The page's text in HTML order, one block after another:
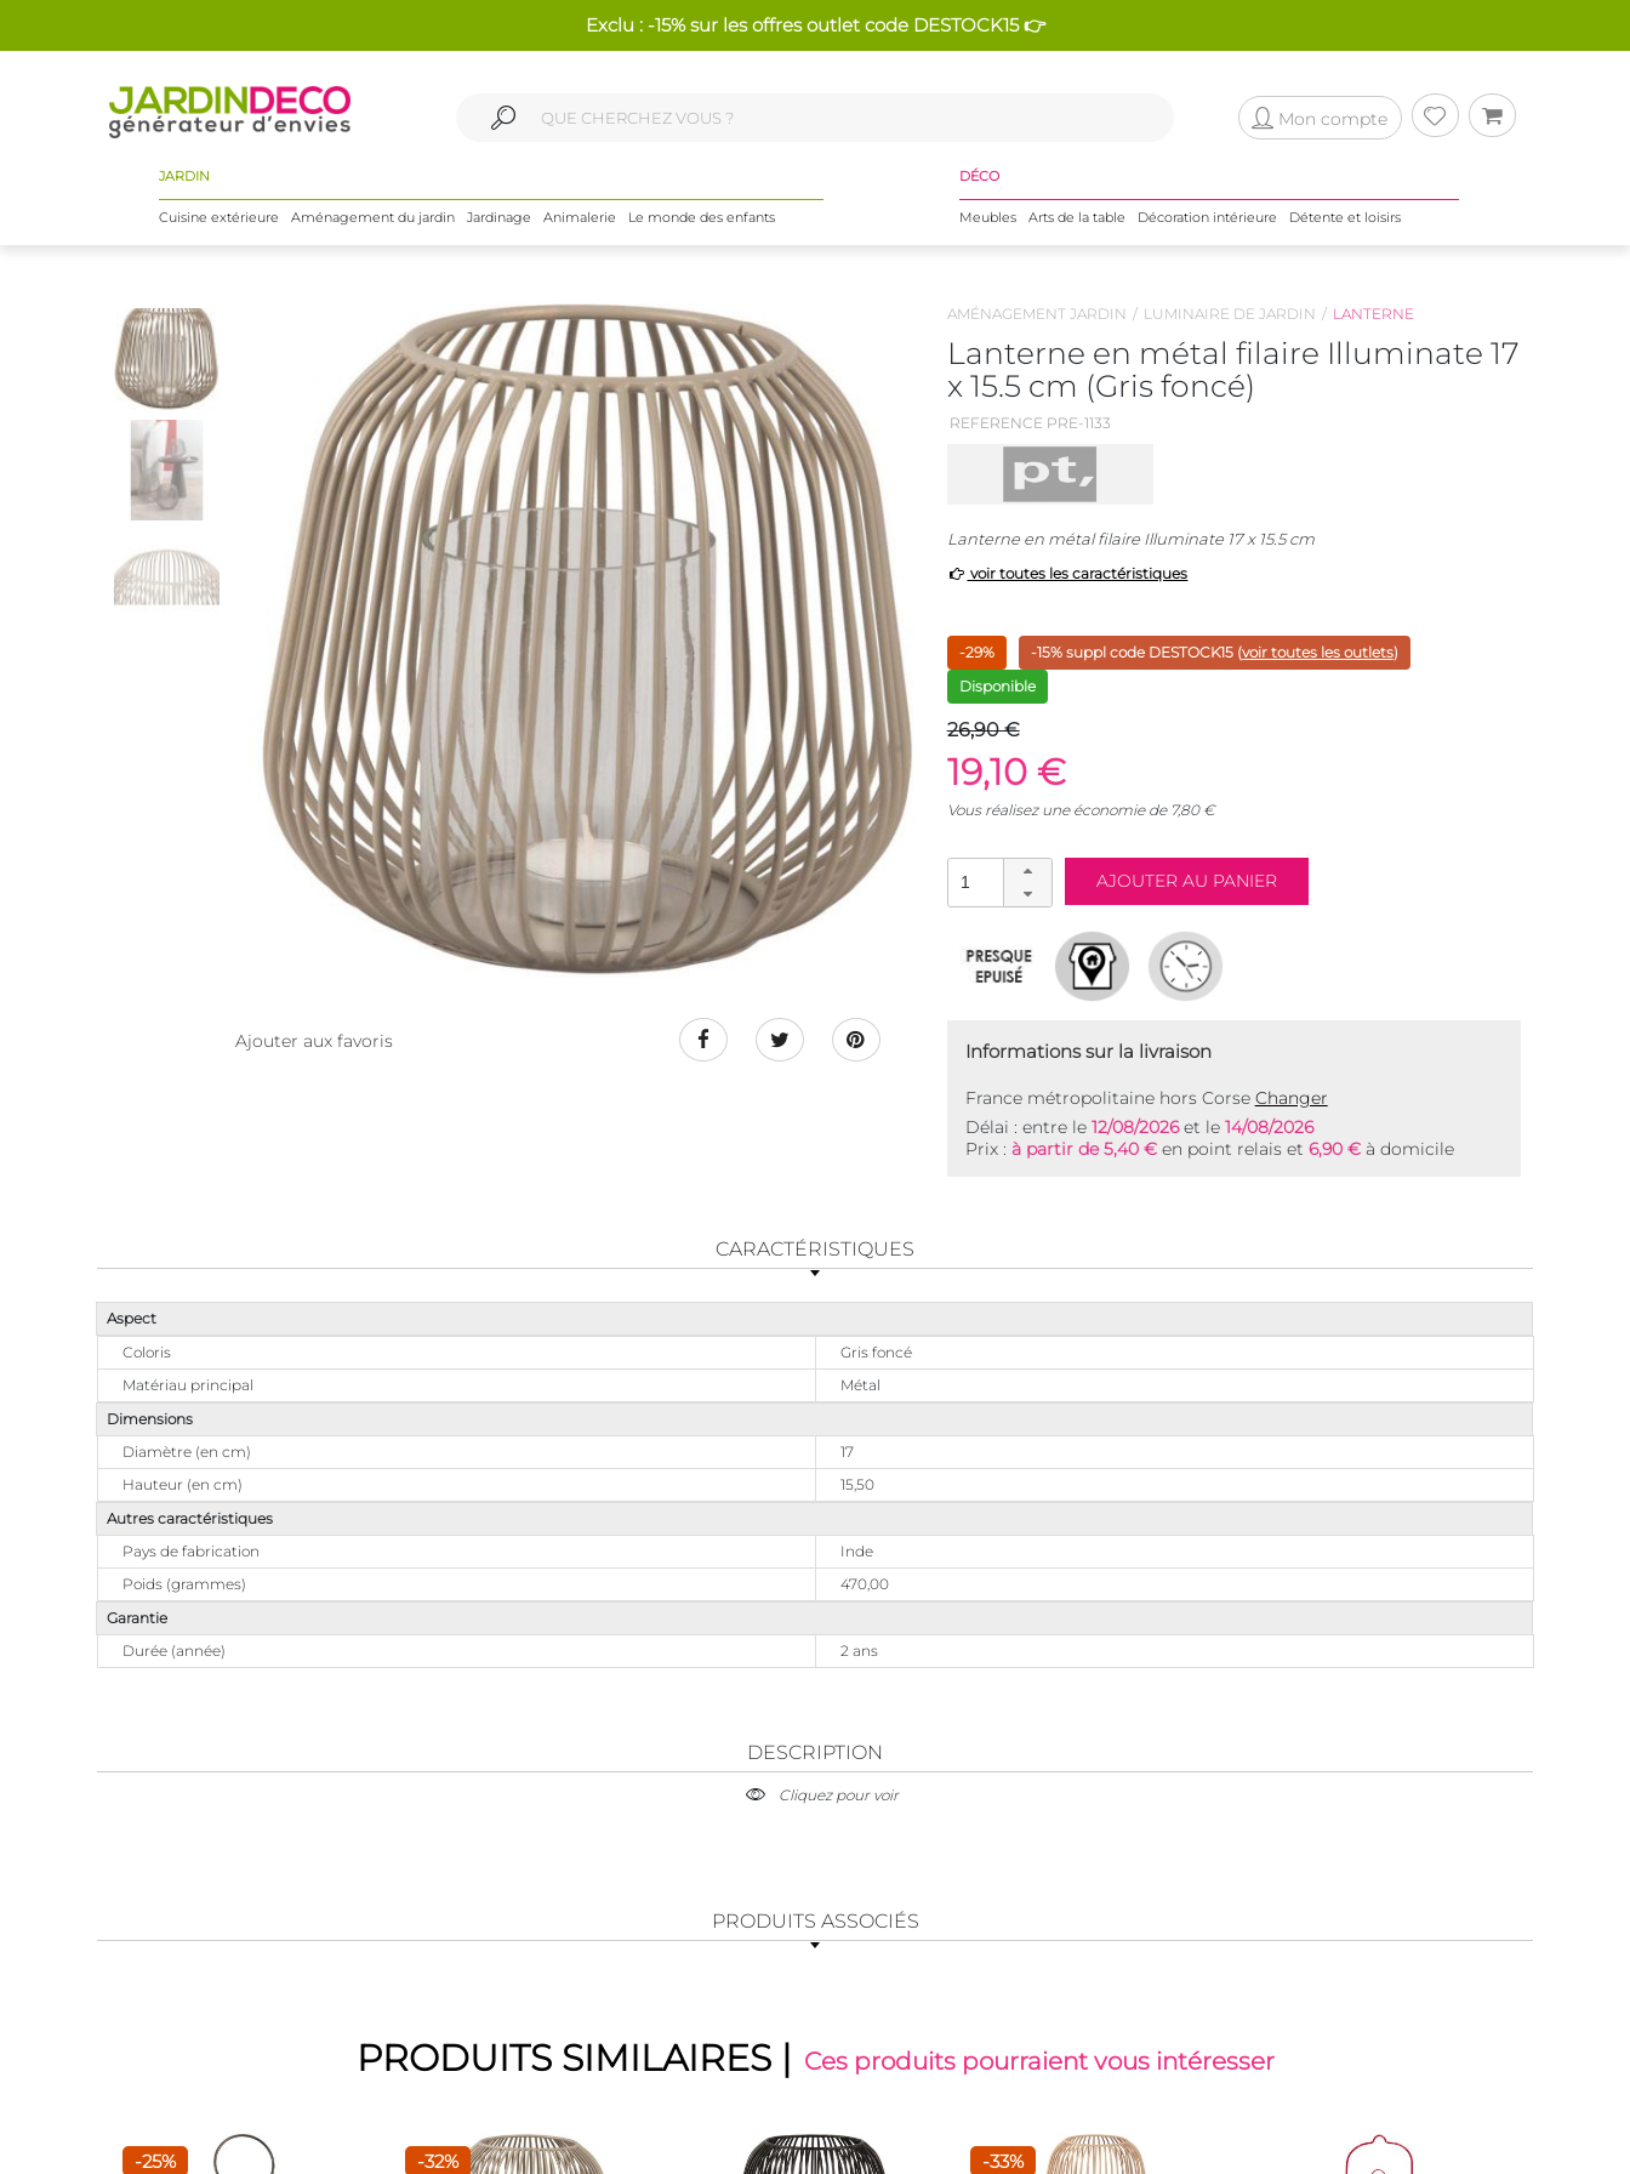
Exclu : -15% sur les offres outlet code DESTOCK15 👉
Mon compte
JARDIN
Cuisine extérieure Aménagement du jardin Jardinage Animalerie Le monde des enfants
DÉCO
Meubles Arts de la table Décoration intérieure Détente et loisirs
Ajouter aux favoris
AMÉNAGEMENT JARDIN LUMINAIRE DE JARDIN LANTERNE
Lanterne en métal filaire Illuminate 17
x 15.5 cm (Gris foncé)
REFERENCE PRE-1133
Lanterne en métal filaire Illuminate 17 x 15.5 cm
voir toutes les caractéristiques
-29% -15% suppl code DESTOCK15(voir toutes les outlets)
Disponible
26,90 €
19,10 €
Vous réalisez une économie de 7,80€
Informations sur la livraison
France métropolitaine hors Corse Changer
Délai : entre le 12/08/2026et le 14/08/2026
Prix : à partir de 5,40 € en point relais et 6,90 €à domicile
CARACTÉRISTIQUES
Aspect
Coloris
Gris foncé
Matériau principal
Métal
Dimensions
Diamètre (en cm)
17
Hauteur (en cm)
15,50
Autres caractéristiques
Pays de fabrication
Inde
Poids (grammes)
470,00
Garantie
Durée (année)
2 ans
DESCRIPTION
Cliquez pour voir
PRODUITS ASSOCIÉS
PRODUITS SIMILAIRES | Ces produits pourraient vous intéresser
-25% -32% -33%